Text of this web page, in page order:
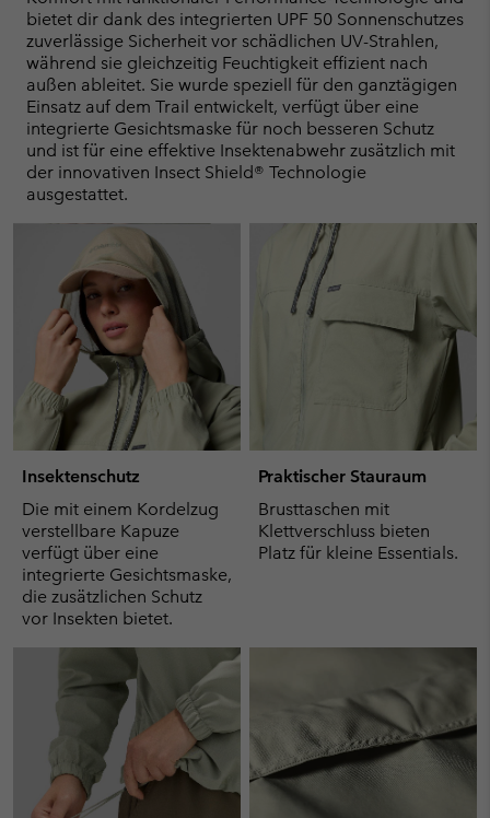
bietet dir dank des integrierten UPF 50 Sonnenschutzes
zuverlässige Sicherheit vor schädlichen UV-Strahlen,
während sie gleichzeitig Feuchtigkeit effizient nach
außen ableitet. Sie wurde speziell für den ganztägigen
Einsatz auf dem Trail entwickelt, verfügt über eine
integrierte Gesichtsmaske für noch besseren Schutz
und ist für eine effektive Insektenabwehr zusätzlich mit
der innovativen Insect Shield® Technologie
ausgestattet.
Insektenschutz
Die mit einem Kordelzug
verstellbare Kapuze
verfügt über eine
integrierte Gesichtsmaske,
die zusätzlichen Schutz
vor Insekten bietet.
Praktischer Stauraum
Brusttaschen mit
Klettverschluss bieten
Platz für kleine Essentials.